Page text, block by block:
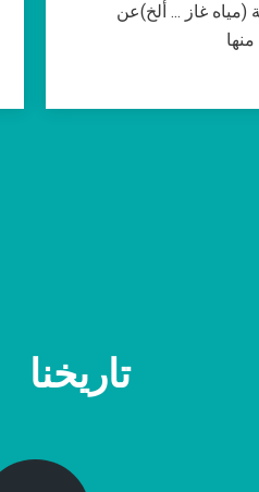
(مياه غاز ... ألخ)عن
تاريخنا